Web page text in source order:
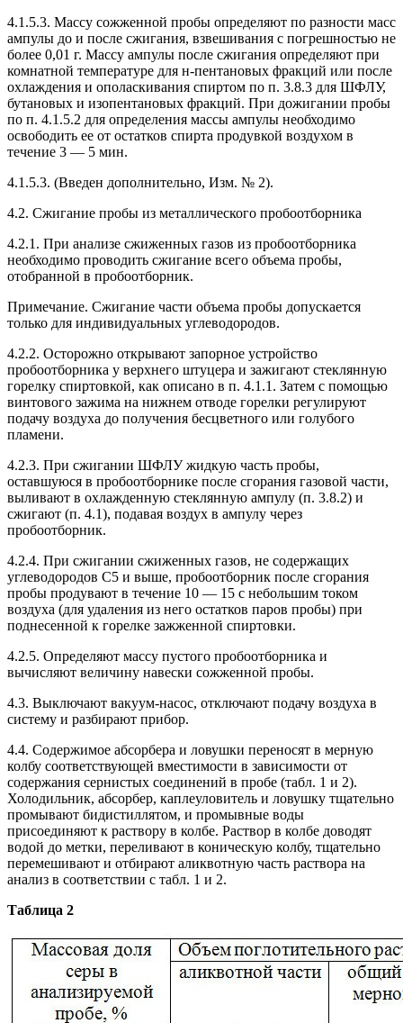
4.1.5.3. Массу сожженной пробы определяют по разности масс
ампулы до и после сжигания, взвешивания с погрешностью не
более 0,01 г. Массу ампулы после сжигания определяют при
комнатной температуре для н-пентановых фракций или после
охлаждения и ополаскивания спиртом по п. 3.8.3 для ШФЛУ,
бутановых и изопентановых фракций. При дожигании пробы
по п. 4.1.5.2 для определения массы ампулы необходимо
освободить ее от остатков спирта продувкой воздухом в
течение 3 — 5 мин.
4.1.5.3. (Введен дополнительно, Изм. № 2).
4.2. Сжигание пробы из металлического пробоотборника
4.2.1. При анализе сжиженных газов из пробоотборника
необходимо проводить сжигание всего объема пробы,
отобранной в пробоотборник.
Примечание. Сжигание части объема пробы допускается
только для индивидуальных углеводородов.
4.2.2. Осторожно открывают запорное устройство
пробоотборника у верхнего штуцера и зажигают стеклянную
горелку спиртовкой, как описано в п. 4.1.1. Затем с помощью
винтового зажима на нижнем отводе горелки регулируют
подачу воздуха до получения бесцветного или голубого
пламени.
4.2.3. При сжигании ШФЛУ жидкую часть пробы,
оставшуюся в пробоотборнике после сгорания газовой части,
выливают в охлажденную стеклянную ампулу (п. 3.8.2) и
сжигают (п. 4.1), подавая воздух в ампулу через
пробоотборник.
4.2.4. При сжигании сжиженных газов, не содержащих
углеводородов С5 и выше, пробоотборник после сгорания
пробы продувают в течение 10 — 15 с небольшим током
воздуха (для удаления из него остатков паров пробы) при
поднесенной к горелке зажженной спиртовки.
4.2.5. Определяют массу пустого пробоотборника и
вычисляют величину навески сожженной пробы.
4.3. Выключают вакуум-насос, отключают подачу воздуха в
систему и разбирают прибор.
4.4. Содержимое абсорбера и ловушки переносят в мерную
колбу соответствующей вместимости в зависимости от
содержания сернистых соединений в пробе (табл. 1 и 2).
Холодильник, абсорбер, каплеуловитель и ловушку тщательно
промывают бидистиллятом, и промывные воды
присоединяют к раствору в колбе. Раствор в колбе доводят
водой до метки, переливают в коническую колбу, тщательно
перемешивают и отбирают аликвотную часть раствора на
анализ в соответствии с табл. 1 и 2.
Таблица 2